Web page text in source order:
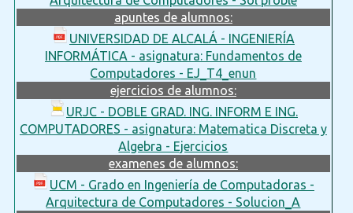
apuntes de alumnos:
UNIVERSIDAD DE ALCALÁ - INGENIERÍA
INFORMÁTICA - asignatura: Fundamentos de
Computadores - EJ_T4_enun
ejercicios de alumnos:
URJC - DOBLE GRAD. ING. INFORM E ING.
COMPUTADORES - asignatura: Matematica Discreta y
Algebra - Ejercicios
examenes de alumnos:
UCM - Grado en Ingeniería de Computadoras -
Arquitectura de Computadores - Solucion_A